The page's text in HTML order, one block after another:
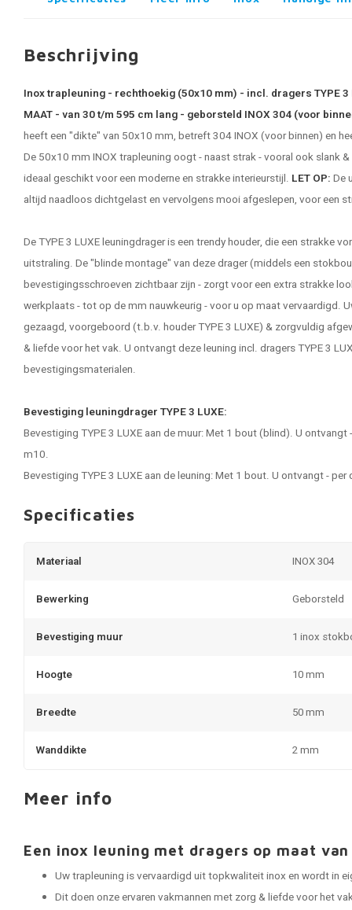
Beschrijving
Inox trapleuning - rechthoekig (50x10 mm) - incl. dragers TYPE
MAAT - van 30 t/m 595 cm lang - geborsteld INOX 304 (voor
heeft een "dikte" van 50x10 mm, betreft 304 INOX (voor binnen) en
De 50x10 mm INOX trapleuning oogt - naast strak - vooral ook slank &
ideaal geschikt voor een moderne en strakke interieurstijl. LET OP: De
altijd naadloos dichtgelast en vervolgens mooi afgeslepen, voor een
De TYPE 3 LUXE leuningdrager is een trendy houder, die een strakke
uitstraling. De "blinde montage" van deze drager (middels een
bevestigingsschroeven zichtbaar zijn - zorgt voor een extra strakke
werkplaats - tot op de mm nauwkeurig - voor u op maat vervaardigd.
gezaagd, voorgeboord (t.b.v. houder TYPE 3 LUXE) & zorgvuldig
& liefde voor het vak. U ontvangt deze leuning incl. dragers TYPE 3
bevestigingsmaterialen.
Bevestiging leuningdrager TYPE 3 LUXE:
Bevestiging TYPE 3 LUXE aan de muur: Met 1 bout (blind). U
m10.
Bevestiging TYPE 3 LUXE aan de leuning: Met 1 bout. U ontvangt -
Specificaties
Materiaal INOX 304
Bewerking Geborsteld
Bevestiging muur 1 inox
Hoogte 10 mm
Breedte 50 mm
Wanddikte 2 mm
Meer info
Een inox leuning met dragers op maat van
Uw trapleuning is vervaardigd uit topkwaliteit inox en wordt in
Dit doen onze ervaren vakmannen met zorg & liefde voor het